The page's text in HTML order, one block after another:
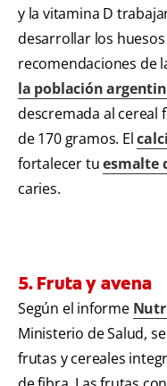
y la vitamina D
desarrollar los
recomendaciones de
la población
descremada al
de 170 gramos. El
fortalecer tuesmalte
caries.
5. Fruta y avena
Según el informe
Ministerio de Salud,
frutas y cereales